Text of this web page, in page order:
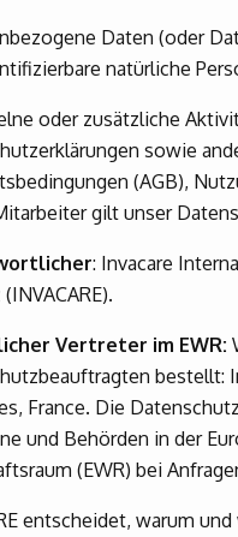
Daten (oder
natürliche
oder zusätzliche
sowie
(AGB),
gilt unser
: Invacare
Vertreter im EWR:
bestellt:
France. Die
und Behörden in der
(EWR) bei
entscheidet, warum